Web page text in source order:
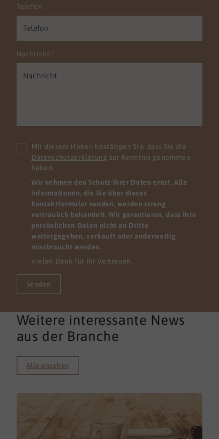
Telefon
Nachricht *
Mit diesem Haken bestätigen Sie, dass Sie die
Datenschutzerklärung zur Kenntnis genommen
haben.
Wir nehmen den Schutz Ihrer Daten ernst. Alle
Informationen, die Sie über dieses
Kontaktformular senden, werden streng
vertraulich behandelt. Wir garantieren, dass Ihre
persönlichen Daten nicht an Dritte
weitergegeben, verkauft oder anderweitig
missbraucht werden.
Vielen Dank für Ihr Vertrauen.
Senden
Weitere interessante News
aus der Branche
Alle ansehen